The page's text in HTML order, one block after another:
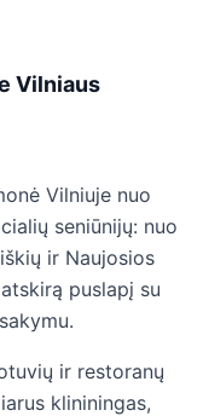
Vilniaus
Vilniuje nuo
seniūnijų: nuo
ir Naujosios
puslapį su
ir restoranų
klininingas,